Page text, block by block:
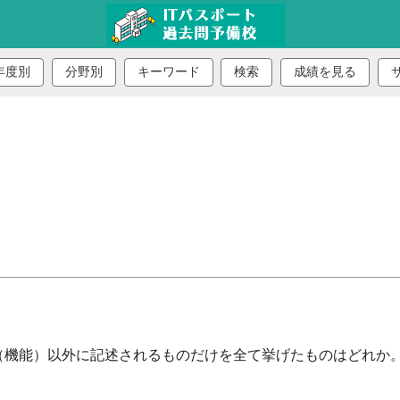
度別 分野別 キーワード 検索 成績を見る
能）以外に記述されるものだけを全て挙げたものはどれか。